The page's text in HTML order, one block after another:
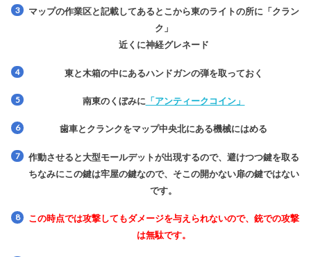
マップの作業区と記載してあるとこから東のライトの所に「クラン
ク」
近くに神経グレネード
東と木箱の中にあるハンドガンの弾を取っておく
南東のくぼみに「アンティークコイン」
歯車とクランクをマップ中央北にある機械にはめる
作動させると大型モールデットが出現するので、避けつつ鍵を取る
ちなみにこの鍵は牢屋の鍵なので、そこの開かない扉の鍵ではない
です。
この時点では攻撃してもダメージを与えられないので、銃での攻撃
は無駄です。